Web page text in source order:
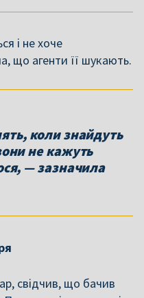
і не хоче
що агенти її шукають.
коли знайдуть
не кажуть
— зазначила
свідчив, що бачив